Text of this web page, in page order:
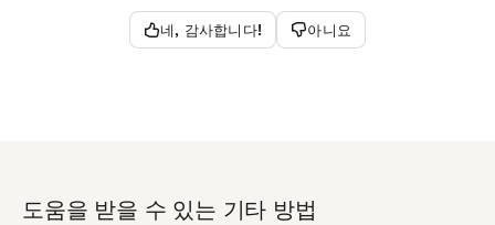
네, 감사합니다! 아니요
도움을 받을 수 있는 기타 방법